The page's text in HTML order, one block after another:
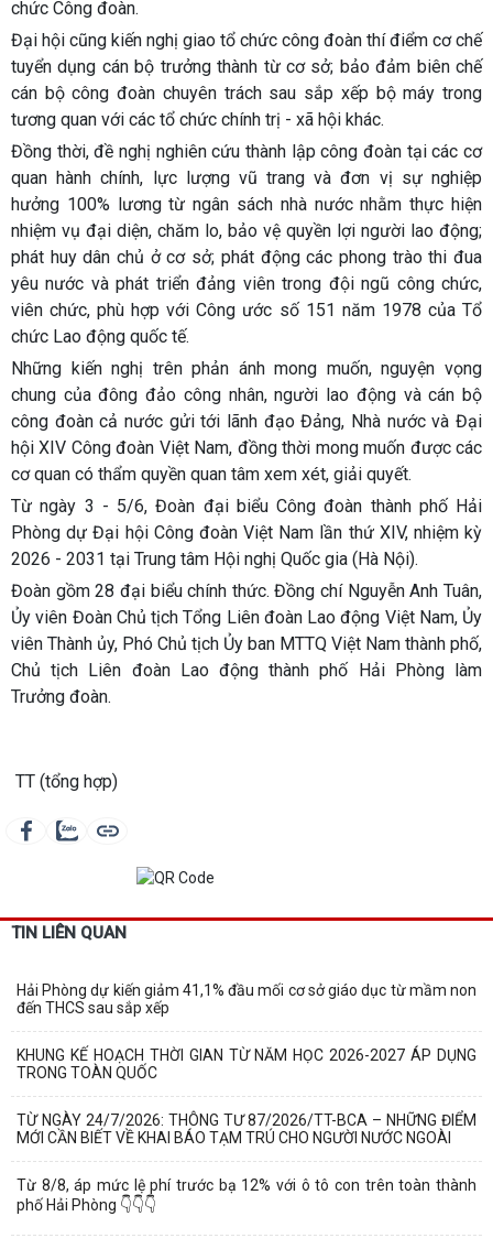
chức Công đoàn.
Đại hội cũng kiến nghị giao tổ chức công đoàn thí điểm cơ chế
tuyển dụng cán bộ trưởng thành từ cơ sở; bảo đảm biên chế
cán bộ công đoàn chuyên trách sau sắp xếp bộ máy trong
tương quan với các tổ chức chính trị - xã hội khác.
Đồng thời, đề nghị nghiên cứu thành lập công đoàn tại các cơ
quan hành chính, lực lượng vũ trang và đơn vị sự nghiệp
hưởng 100% lương từ ngân sách nhà nước nhằm thực hiện
nhiệm vụ đại diện, chăm lo, bảo vệ quyền lợi người lao động;
phát huy dân chủ ở cơ sở; phát động các phong trào thi đua
yêu nước và phát triển đảng viên trong đội ngũ công chức,
viên chức, phù hợp với Công ước số 151 năm 1978 của Tổ
chức Lao động quốc tế.
Những kiến nghị trên phản ánh mong muốn, nguyện vọng
chung của đông đảo công nhân, người lao động và cán bộ
công đoàn cả nước gửi tới lãnh đạo Đảng, Nhà nước và Đại
hội XIV Công đoàn Việt Nam, đồng thời mong muốn được các
cơ quan có thẩm quyền quan tâm xem xét, giải quyết.
Từ ngày 3 - 5/6, Đoàn đại biểu Công đoàn thành phố Hải
Phòng dự Đại hội Công đoàn Việt Nam lần thứ XIV, nhiệm kỳ
2026 - 2031 tại Trung tâm Hội nghị Quốc gia (Hà Nội).
Đoàn gồm 28 đại biểu chính thức. Đồng chí Nguyễn Anh Tuân,
Ủy viên Đoàn Chủ tịch Tổng Liên đoàn Lao động Việt Nam, Ủy
viên Thành ủy, Phó Chủ tịch Ủy ban MTTQ Việt Nam thành phố,
Chủ tịch Liên đoàn Lao động thành phố Hải Phòng làm
Trưởng đoàn.
TT (tổng hợp)
TIN LIÊN QUAN
Hải Phòng dự kiến giảm 41,1% đầu mối cơ sở giáo dục từ mầm non
đến THCS sau sắp xếp
KHUNG KẾ HOẠCH THỜI GIAN TỪ NĂM HỌC 2026-2027 ÁP DỤNG
TRONG TOÀN QUỐC
TỪ NGÀY 24/7/2026: THÔNG TƯ 87/2026/TT-BCA – NHỮNG ĐIỂM
MỚI CẦN BIẾT VỀ KHAI BÁO TẠM TRÚ CHO NGƯỜI NƯỚC NGOÀI
Từ 8/8, áp mức lệ phí trước bạ 12% với ô tô con trên toàn thành
phố Hải Phòng 👇👇👇